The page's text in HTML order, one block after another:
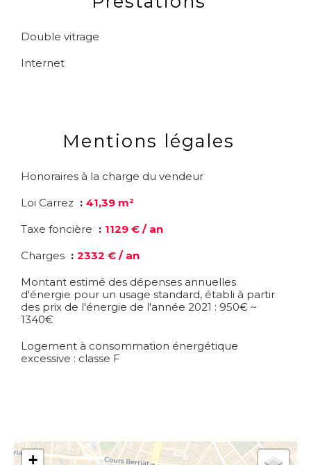
Double vitrage
Internet
Mentions légales
Honoraires à la charge du vendeur
Loi Carrez
41,39 m²
Taxe foncière
1129 € / an
Charges
2332 € / an
Montant estimé des dépenses annuelles
d'énergie pour un usage standard, établi à partir
des prix de l'énergie de l'année 2021 : 950€ ~
1340€
Logement à consommation énergétique
excessive : classe F
+